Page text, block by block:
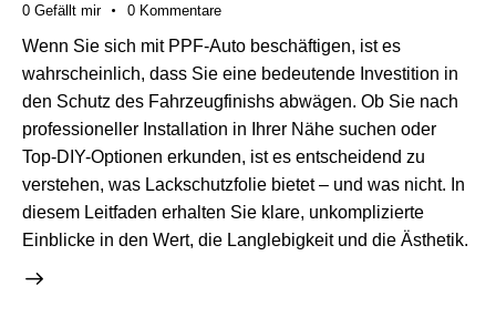
0 Gefällt mir 0 Kommentare
Wenn Sie sich mit PPF-Auto beschäftigen, ist es
wahrscheinlich, dass Sie eine bedeutende Investition in
den Schutz des Fahrzeugfinishs abwägen. Ob Sie nach
professioneller Installation in Ihrer Nähe suchen oder
Top-DIY-Optionen erkunden, ist es entscheidend zu
verstehen, was Lackschutzfolie bietet – und was nicht. In
diesem Leitfaden erhalten Sie klare, unkomplizierte
Einblicke in den Wert, die Langlebigkeit und die Ästhetik.